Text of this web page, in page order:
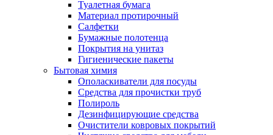
Туалетная бумага
Материал протирочный
Салфетки
Бумажные полотенца
Покрытия на унитаз
Гигиенические пакеты
Бытовая химия
Ополаскиватели для посуды
Средства для прочистки труб
Полироль
Дезинфицирующие средства
Очистители ковровых покрытий